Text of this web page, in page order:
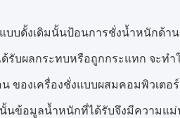
บดั้งเดิมนั้นป้อนการชั่งน้ำหนักด้าน
บผลกระทบหรือถูกกระแทก จะทำ
ของเครื่องชั่งแบบผสมคอมพิวเตอ
นข้อมูลน้ำหนักที่ได้รับจึงมีความแม่